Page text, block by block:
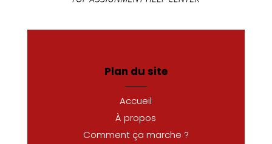
Plan du site
Accueil
À propos
Comment ça marche ?